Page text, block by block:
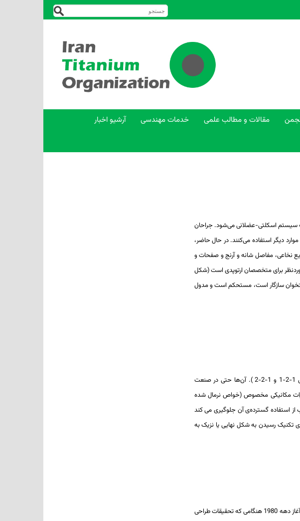
مقالات و مطالب علمی خدمات مهندسی
آرشیو اخبار
است که مربوط به سیستم اسکلتی-عضلانی می‌شود. جراحان
دیگر استفاده می‌کنند. در حال حاضر،
قفسه‌ی مایع نخاعی، مفاصل شانه و آرنج و صفحات و
دلیل مقاومت کلی در برابر خوردگی (شکل 1-1-3) برخلاف آهن، فلز موردنظر برای متخصصان ارتوپدی است (شکل
سازگار است، مستحکم است و مدول
آلیاژهای تیتانیوم از جمله مهم‌ترین مواد جدید هستند که برای بهبود کارایی در سیستم های هوایی و زمینی مهم هستند (شکل 1-2-1 و 1-2-2 ). آن‌ها حتی در صنعت
به دلیل ترکیب عالی از خصوصیات مکانیکی مخصوص (خواص نرمال شده
در مقایسه با مواد رقیب از استفاده گسترده‌ی آن جلوگیری می کند
تکنیک رسیدن به شکل نهایی یا نزیک به
امروزه اصطلاح طراحی آلیاژ پیش پا افتاده به نظر می رسد زیرا مدت زمان زیادی است که علم در حوزه فلز گسترش یافته است. اما در آغاز دهه 1980 هنگامی که تحقیقات طراحی